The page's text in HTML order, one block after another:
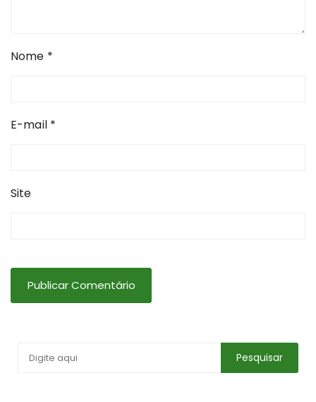
Nome *
E-mail *
Site